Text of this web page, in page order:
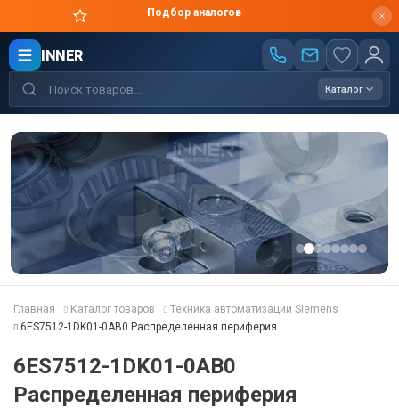
Подбор аналогов
INNER
Каталог
Главная Каталог товаров
Техника автоматизации Siemens
6ES7512-1DK01-0AB0 Распределенная периферия
6ES7512-1DK01-0AB0
Распределенная периферия